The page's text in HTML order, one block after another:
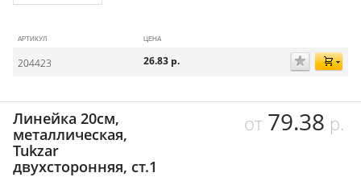
АРТИКУЛ ЦЕНА
204423 26.83 р.
Линейка 20см,
металлическая,
Tukzar
двухсторонняя, ст.1
от 79.38 р.